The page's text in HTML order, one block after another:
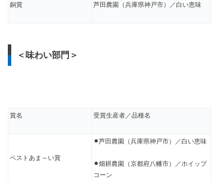
銅賞 芦田農園（兵庫県神戸市）／白い恵味
＜味わい部門＞
賞名 受賞生産者／品種名
ベストあま～い賞
⚫︎芦田農園（兵庫県神戸市）／白い恵味
⚫︎畑耕農園（京都府八幡市）／ホイップ
コーン